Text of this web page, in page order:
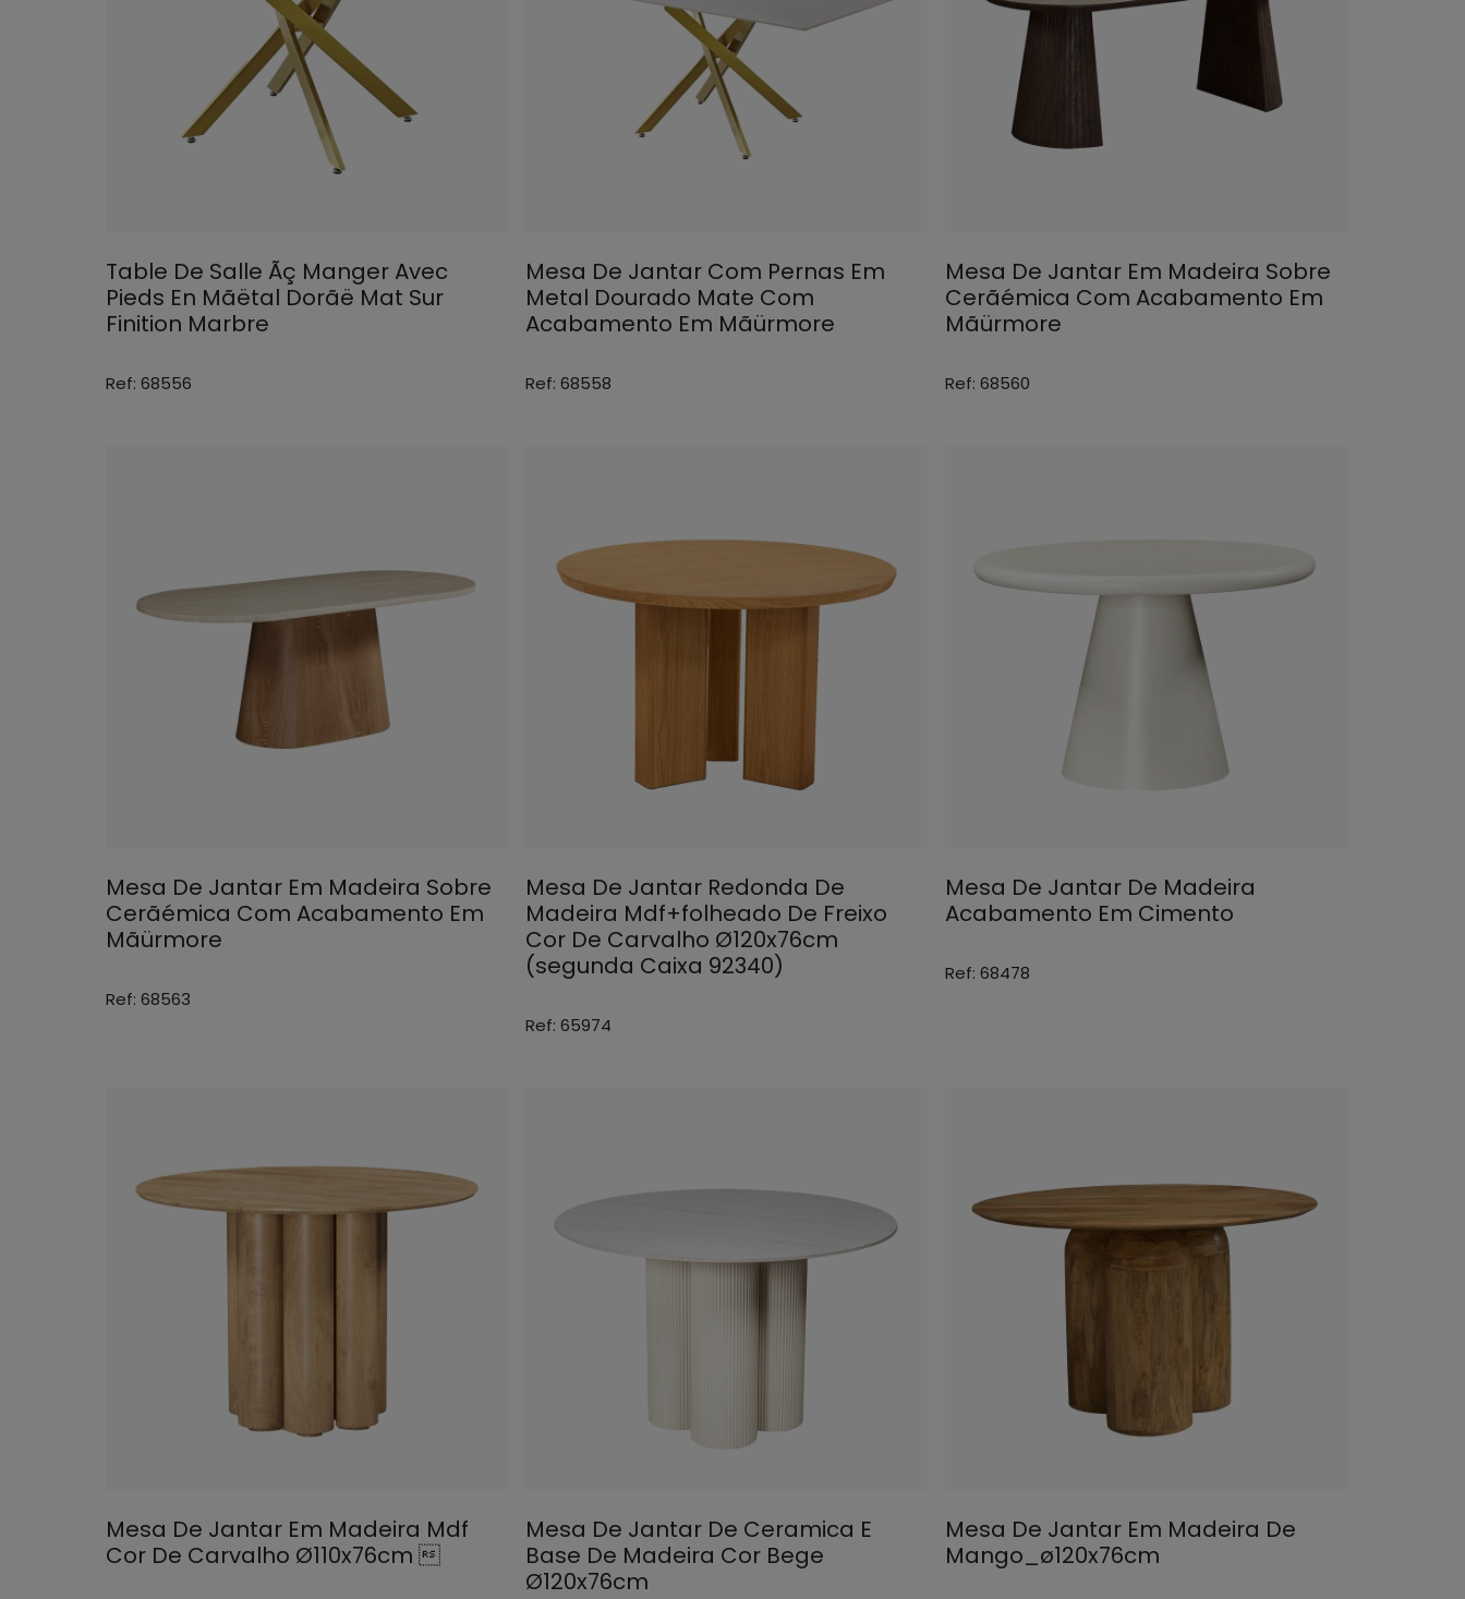
Table De Salle Ãç Manger Avec
Pieds En Mãëtal Dorãë Mat Sur
Finition Marbre
Ref: 68556
Mesa De Jantar Com Pernas Em
Metal Dourado Mate Com
Acabamento Em Mãürmore
Ref: 68558
Mesa De Jantar Em Madeira Sobre
Cerãémica Com Acabamento Em
Mãürmore
Ref: 68560
Mesa De Jantar Em Madeira Sobre
Cerãémica Com Acabamento Em
Mãürmore
Ref: 68563
Mesa De Jantar Redonda De
Madeira Mdf+folheado De Freixo
Cor De Carvalho Ø120x76cm
(segunda Caixa 92340)
Ref: 65974
Mesa De Jantar De Madeira
Acabamento Em Cimento
Ref: 68478
Mesa De Jantar Em Madeira Mdf
Cor De Carvalho Ø110x76cm
Mesa De Jantar De Ceramica E
Base De Madeira Cor Bege
Ø120x76cm
Mesa De Jantar Em Madeira De
Mango_ø120x76cm